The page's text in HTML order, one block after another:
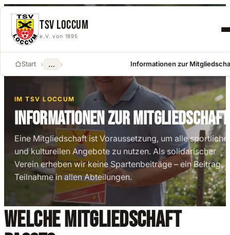
Skip to content
TSV LOCCUM
e.V. von 1895
Start › … › Informationen zur
IM TSV LOCCUM
INFORMATIONEN ZUR MITGLIEDSCHAFT
Eine Mitgliedschaft ist Voraussetzung, um alle
und kulturellen Angebote zu nutzen. Als solidarischer
Verein erheben wir keine Spartenbeiträge – ein Beitrag,
Teilnahme in allen Abteilungen.
WELCHE MITGLIEDSCHAFT